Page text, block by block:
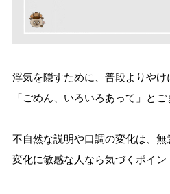
浮気を隠すために、普段よりや
「ごめん、いろいろあって」とご
不自然な説明や口調の変化は、
変化に敏感な人なら気づくポイン